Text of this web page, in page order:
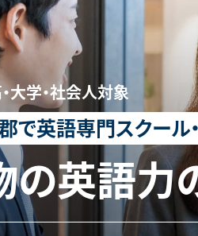
・大学・社会人対象
で英語専門スクール
の英語力